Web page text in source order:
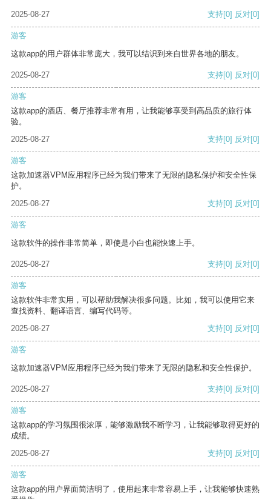
2025-08-27 支持[0] 反对[0]
游客
这款app的用户群体非常庞大，我可以结识到来自世界各地的朋友。
2025-08-27 支持[0] 反对[0]
游客
这款app的酒店、餐厅推荐非常有用，让我能够享受到高品质的旅行体
验。
2025-08-27
支持[0] 反对[0]
游客
这款加速器VPM应用程序已经为我们带来了无限的隐私保护和安全性保
护。
2025-08-27
支持[0] 反对[0]
游客
这款软件的操作非常简单，即使是小白也能快速上手。
2025-08-27 支持[0] 反对[0]
游客
这款软件非常实用，可以帮助我解决很多问题。比如，我可以使用它来
查找资料、翻译语言、编写代码等。
2025-08-27
支持[0] 反对[0]
游客
这款加速器VPM应用程序已经为我们带来了无限的隐私和安全性保护。
2025-08-27 支持[0] 反对[0]
游客
这款app的学习氛围很浓厚，能够激励我不断学习，让我能够取得更好的
成绩。
2025-08-27
支持[0] 反对[0]
游客
这款app的用户界面简洁明了，使用起来非常容易上手，让我能够快速熟